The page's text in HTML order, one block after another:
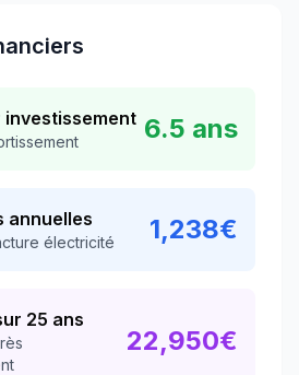
investissement 6.5 ans
annuelles
électricité 1,238€
25 ans
22,950€